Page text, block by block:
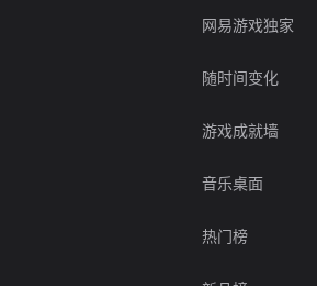
网易游戏独家
随时间变化
游戏成就墙
音乐桌面
热门榜